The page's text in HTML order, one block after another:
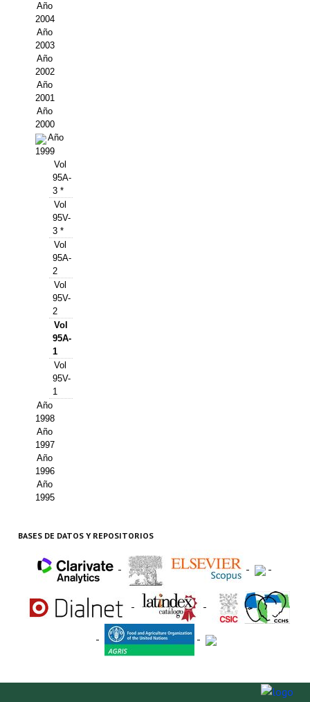
Premio Jóvenes Investigadores
Buscador de Comunicaciones
Buscador de Comunicaciones
CONTACTO
BUSCADOR
Año
2004
Año
2003
Año
2002
Año
2001
Año
2000
Año
1999
Vol
95A-
3 *
Vol
95V-
3 *
Vol
95A-
2
Vol
95V-
2
Vol
95A-
1
Vol
95V-
1
Año
1998
Año
1997
Año
1996
Año
1995
BASES DE DATOS Y REPOSITORIOS
- - -
- -
- -